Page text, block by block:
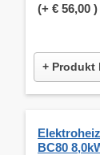
(+ € 56,00 )
+ Produkt
BC80